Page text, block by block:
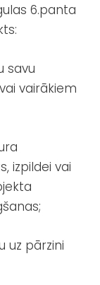
6.panta
savu
vairākiem
izpildei vai
uz pārzini